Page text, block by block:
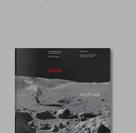
45%
dcto.
$
$